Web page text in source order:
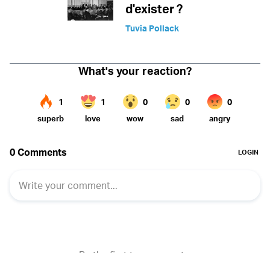
d'exister ?
Tuvia Pollack